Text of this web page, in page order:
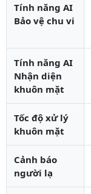
Tính năng AI
Bảo vệ chu vi
Tính năng AI
Nhận diện
khuôn mặt
Tốc độ xử lý
khuôn mặt
Cảnh báo
người lạ